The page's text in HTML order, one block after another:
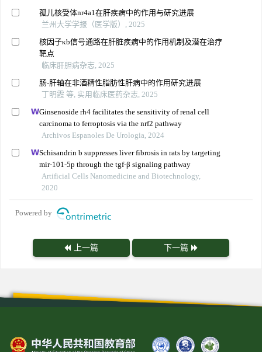
孤儿核受体nr4a1在肝疾病中的作用与研究进展
兰州大学学报（医学版）, 2025
核因子κb信号通路在肝脏疾病中的作用机制及潜在治疗
靶点
临床肝胆病杂志, 2025
肠-肝轴在非酒精性脂肪性肝病中的作用研究进展
丁明霞 等, 实用临床医药杂志, 2025
Ginsenoside rh4 facilitates the sensitivity of renal cell
carcinoma to ferroptosis via the nrf2 pathway
Archivos Espanoles De Urologia, 2024
Schisandrin b suppresses liver fibrosis in rats by targeting
mir-101-5p through the tgf-β signaling pathway
Artificial Cells Nanomedicine and Biotechnology,
2020
Powered by
上一篇 下一篇